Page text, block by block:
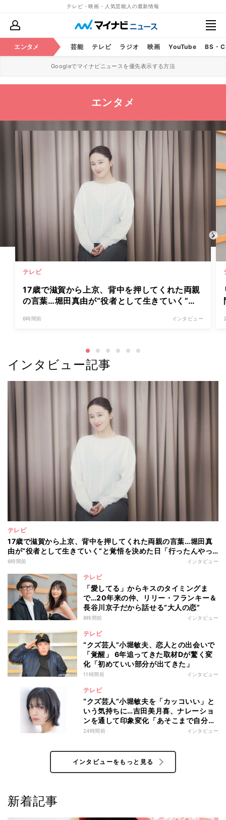
テレビ・映画・人気芸能人の最新情報
エンタメ 芸能 テレビ ラジオ 映画 YouTube BS・
Googleでマイナビニュースを優先表示する方法
エンタメ
テレビ
17歳で滋賀から上京、背中を押してくれた両親
の言葉…堀田真由が“役者として生きていく”と
れへんな」
6時間前 インタビュー
インタビュー記事
テレビ
17歳で滋賀から上京、背中を押してくれた両親の言葉…堀田真
由が“役者として生きていく”と覚悟を決めた日「行ったんやっ
たら、もう帰られへんな」
6時間前 インタビュー
テレビ
「愛してる」からキスのタイミングま
で…20年来の仲、リリー・フランキー＆
長谷川京子だから話せる“大人の恋”
8時間前 インタビュー
テレビ
“クズ芸人”小堀敏夫、恋人との出会いで
「覚醒」 6年追ってきた取材Dが驚く変
化「初めていい部分が出てきた」
11時間前 インタビュー
テレビ
“クズ芸人”小堀敏夫を「カッコいい」と
いう気持ちに…吉田美月喜、ナレーショ
ンを通して印象変化「あそこまで自分に
正直に生きられる人は、なかなかいな
24時間前 インタビュー
インタビューをもっと見る
新着記事